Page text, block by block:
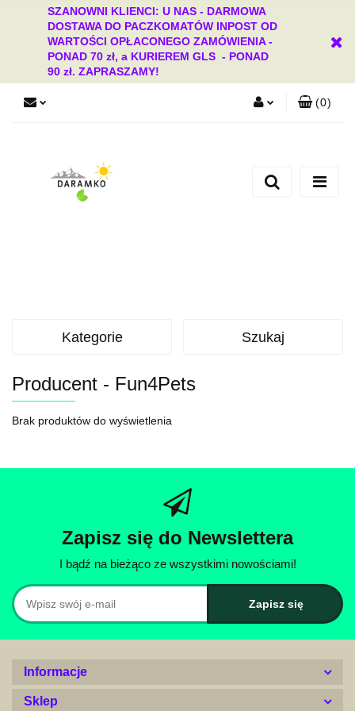
SZANOWNI KLIENCI: U NAS - DARMOWA
DOSTAWA DO PACZKOMATÓW INPOST OD
WARTOŚCI OPŁACONEGO ZAMÓWIENIA -
PONAD 70 zł, a KURIEREM GLS - PONAD
90 zł. ZAPRASZAMY!
Dodaj zgłoszenie
(0)
Kategorie Szukaj
Producent - Fun4Pets
Brak produktów do wyświetlenia
Zapisz się do Newslettera
I bądź na bieżąco ze wszystkimi nowościami!
Informacje
Sklep